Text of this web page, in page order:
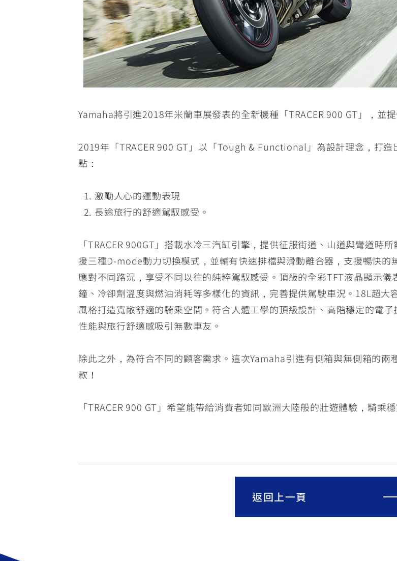
Yamaha將引進2018年米蘭車展發表的全新機種「TRACER 900 GT」，並
2019年「TRACER 900 GT」以「Tough & Functional」為設計理念，打
點：
激勵人心的運動表現
長途旅行的舒適駕馭感受。
「TRACER 900GT」搭載水冷三汽缸引擎，提供征服街道、山道與彎道時
援三種D-mode動力切換模式，並輔有快速排檔與滑動離合器，支援暢快
應對不同路況，享受不同以往的純粹駕馭感受。頂級的全彩TFT液晶顯示
鐘、冷卻劑溫度與燃油消耗等多樣化的資訊，完善提供駕駛車況。18L超
風格打造寬敞舒適的騎乘空間。符合人體工學的頂級設計、高階穩定的電
性能與旅行舒適感吸引無數車友。
除此之外，為符合不同的顧客需求。這次Yamaha引進有側箱與無側箱的
款！
「TRACER 900 GT」希望能帶給消費者如同歐洲大陸般的壯遊體驗，騎乘
返回上一頁